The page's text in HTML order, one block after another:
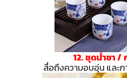
12. ชุดน้ำชา /
สื่อถึงความอบอุ่น และ